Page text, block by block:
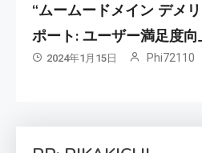
“ムームードメイン デメ
ポート: ユーザー満足度向
2024年1月15日 Phi72110